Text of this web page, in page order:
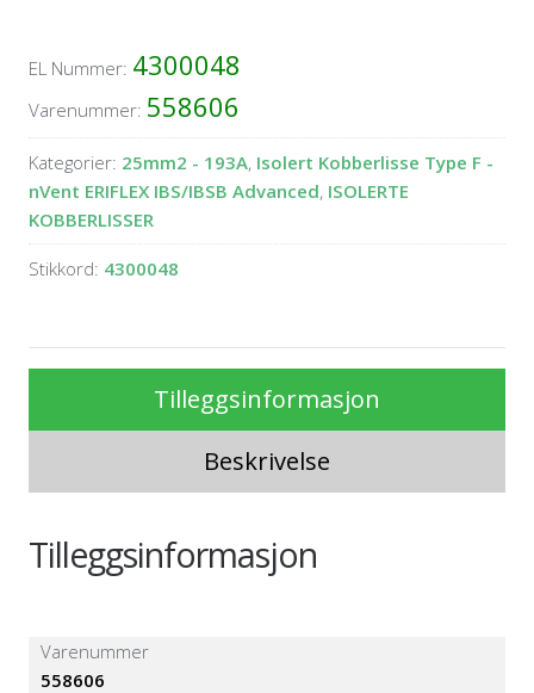
EL Nummer: 4300048
Varenummer: 558606
Kategorier: 25mm2 - 193A, Isolert Kobberlisse Type F -
nVent ERIFLEX IBS/IBSB Advanced, ISOLERTE
KOBBERLISSER
Stikkord: 4300048
Tilleggsinformasjon
Beskrivelse
Tilleggsinformasjon
Varenummer
558606